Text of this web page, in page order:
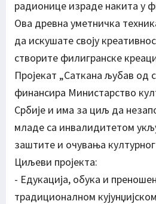
радионице израде накита у
Ова древна уметничка
да искушате своју
створите филигранске
Пројекат „Саткана љубав од
финансира Министарство
Србије и има за циљ да
младе са инвалидитетом
заштите и очувања
Циљеви пројекта:
- Едукација, обука и
традиционалном кујунџијском